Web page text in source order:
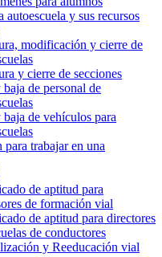
autoescuela y sus recursos
modificación y cierre de
y cierre de secciones
de personal de
de vehículos para
trabajar en una
de aptitud para
de formación vial
de aptitud para directores
de conductores
y Reeducación vial